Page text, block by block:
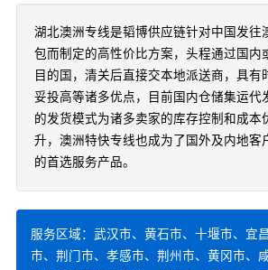
湖北澳洲专线是韬博供应链针对中国发往
包而制定的高性价比方案，头程通过国内
目的国，清关后直接交本地派送商，具有
妥投高等诸多优点，目前国内仓储集运代
的发货模式为诸多卖家的库存控制和成本
升，澳洲特快专线也成为了国外及内地客
的首选服务产品。
服务区域：武汉市、黄石市、十堰市、宜
市、荆门市、孝感市、荆州市、黄冈市、